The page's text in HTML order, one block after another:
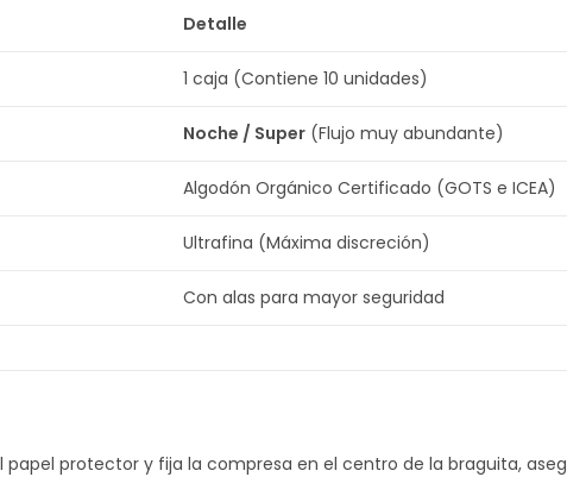
Detalle
1 caja (Contiene 10 unidades)
Noche / Super (Flujo muy abundante)
Algodón Orgánico Certificado (GOTS e ICEA)
Ultrafina (Máxima discreción)
Con alas para mayor seguridad
papel protector y fija la compresa en el centro de la braguita,